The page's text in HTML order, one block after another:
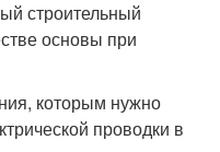
электропроводка
Проводка по
деревянному потолку
строительный
основы при
которым нужно
проводки в